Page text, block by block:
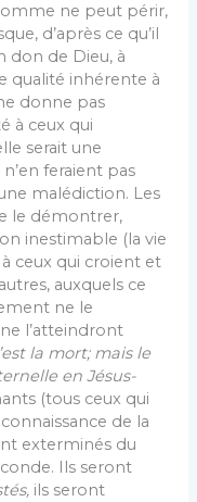
ne peut périr,
d’après ce qu’il
don de Dieu, à
qualité inhérente à
donne pas
à ceux qui
serait une
feraient pas
malédiction. Les
le démontrer,
inestimable (la vie
ceux qui croient et
auxquels ce
ne le
l’atteindront
la mort; mais le
en Jésus-
(tous ceux qui
de la
exterminés du
Ils seront
ils seront